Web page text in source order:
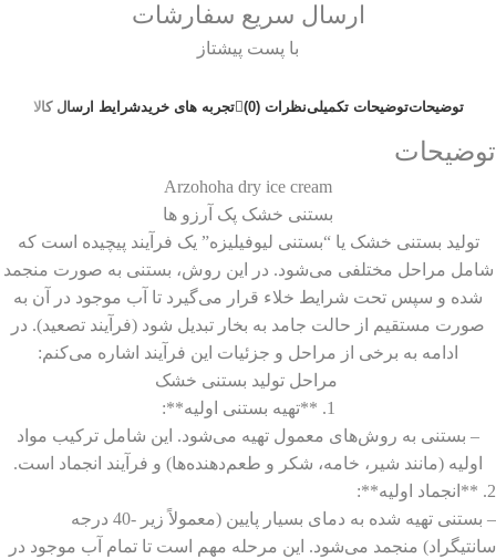
ارسال سریع سفارشات
با پست پیشتاز
توضیحاتتوضیحات تکمیلینظرات (0) تجربه های خریدشرایط ارسال کالا
توضیحات
Arzohoha dry ice cream
بستنی خشک پک آرزو ها
تولید بستنی خشک یا “بستنی لیوفیلیزه” یک فرآیند پیچیده است که
شامل مراحل مختلفی می‌شود. در این روش، بستنی به صورت منجمد
شده و سپس تحت شرایط خلاء قرار می‌گیرد تا آب موجود در آن به
صورت مستقیم از حالت جامد به بخار تبدیل شود (فرآیند تصعید). در
ادامه به برخی از مراحل و جزئیات این فرآیند اشاره می‌کنم:
مراحل تولید بستنی خشک
1. **تهیه بستنی اولیه**:
– بستنی به روش‌های معمول تهیه می‌شود. این شامل ترکیب مواد
اولیه (مانند شیر، خامه، شکر و طعم‌دهنده‌ها) و فرآیند انجماد است.
2. **انجماد اولیه**:
– بستنی تهیه شده به دمای بسیار پایین (معمولاً زیر -40 درجه
سانتیگراد) منجمد می‌شود. این مرحله مهم است تا تمام آب موجود در